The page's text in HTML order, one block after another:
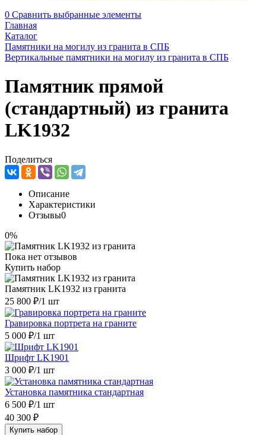
0 Сравнить выбранные элементы
Главная
Каталог
Памятники на могилу из гранита в СПБ
Вертикальные памятники на могилу из гранита в СПБ
Памятник прямой
(стандартный) из гранита
LK1932
Поделиться
Описание
Характеристики
Отзывы0
0%
Пока нет отзывов
Купить набор
Памятник LK1932 из гранита
25 800 ₽/1 шт
Гравировка портрета на граните
5 000 ₽/1 шт
Шрифт LK1901
3 000 ₽/1 шт
Установка памятника стандартная
6 500 ₽/1 шт
40 300 ₽
Купить набор